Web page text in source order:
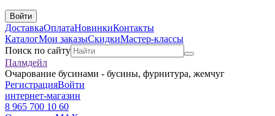
Войти
ДоставкаОплатаНовинкиКонтакты
КаталогМои заказыСкидкиМастер-классы
Поиск по сайту
Палмдейл
Очарование бусинами - бусины, фурнитура, жемчуг
РегистрацияВойти
интернет-магазин
8 965 700 10 60